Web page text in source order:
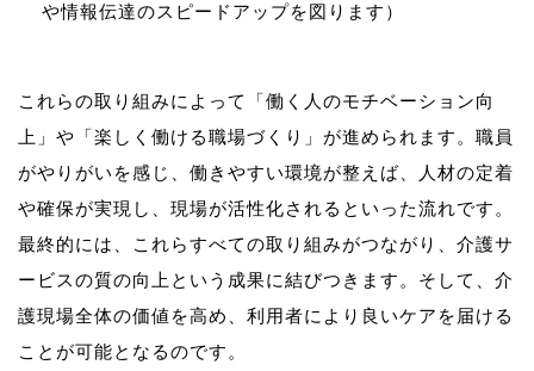
や情報伝達のスピードアップを図ります）
これらの取り組みによって「働く人のモチベーション向
上」や「楽しく働ける職場づくり」が進められます。職員
がやりがいを感じ、働きやすい環境が整えば、人材の定着
や確保が実現し、現場が活性化されるといった流れです。
最終的には、これらすべての取り組みがつながり、介護サ
ービスの質の向上という成果に結びつきます。そして、介
護現場全体の価値を高め、利用者により良いケアを届ける